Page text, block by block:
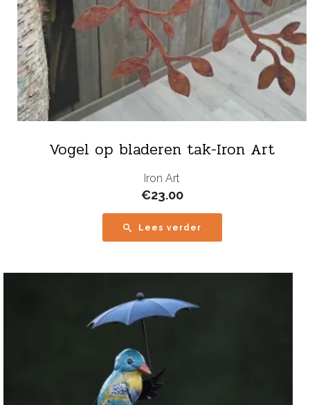
Vogel op bladeren tak-Iron Art
Iron Art
€23.00
Lees verder